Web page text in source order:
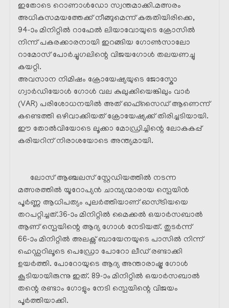
ഇതോടെ റൊണാൾഡോ സ്വന്തമാക്കി.മത്സരം
അധികസമയത്തേക്ക് നീങ്ങുമെന്ന് കരുതിയിരിക്കെ,
94-ാം മിനിറ്റിൽ റാഫേൽ ലിയാവോയുടെ ക്രോസിൽ
നിന്ന് പകരക്കാരനായി ഇറങ്ങിയ ഗോൺസാലോ
റാമോസ് പോർച്ചുഗലിന്റെ വിജയഗോൾ തലയണച്ചു
കയറ്റി.
അവസാന നിമിഷം ക്രോയേഷ്യയുടെ ജോസ്കോ
ഗ്വാർഡിയോൾ ഗോൾ വല കുലുക്കിയെങ്കിലും വാർ
(VAR) പരിശോധനയിൽ അത് ഓഫ്‌സൈഡ് ആണെന്ന്
കണ്ടെത്തി ഒഴിവാക്കിയത് ക്രോയേഷ്യക്ക് തിരിച്ചടിയായി.
ഈ തോൽവിയോടെ ലൂക്കാ മോഡ്രിച്ചിന്റെ ലോകകപ്പ്
കരിയറിന് നിരാശയോടെ അന്ത്യമായി.
ലോസ് ആഞ്ചലസ് സ്റ്റേഡിയത്തിൽ നടന്ന
മത്സരത്തിൽ യൂറോപ്യൻ ചാമ്പ്യന്മാരായ സ്പെയിൻ
പൂർണ്ണ ആധിപത്യം പുലർത്തിയാണ് ഓസ്ട്രിയയെ
തറപറ്റിച്ചത്.36-ാം മിനിറ്റിൽ മൈക്കൽ ഒയാർസബാൽ
ആണ് സ്പെയിന്റെ ആദ്യ ഗോൾ നേടിയത്. തുടർന്ന്
66-ാം മിനിറ്റിൽ അലക്സ് ബായേനയുടെ പാസിൽ നിന്ന്
ഹെഡ്ഡറിലൂടെ പെഡ്രോ പോറോ ലീഡ് രണ്ടാക്കി
ഉയർത്തി. പോറോയുടെ ആദ്യ അന്താരാഷ്ട്ര ഗോൾ
കൂടിയായിരുന്നു ഇത്. 89-ാം മിനിറ്റിൽ ഒയാർസബാൽ
തന്റെ രണ്ടാം ഗോളും നേടി സ്പെയിന്റെ വിജയം
പൂർത്തിയാക്കി.